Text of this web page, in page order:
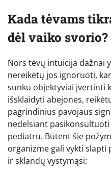
Kada tėvams
dėl vaiko svorio?
Nors tėvų intuicija dažnai
nereikėtų jos ignoruoti,
sunku objektyviai įvertinti
išsklaidyti abejones,
pagrindinius pavojaus
nedelsiant
pediatru. Būtent šie
organizme gali vykti
ir sklandų vystymąsi: